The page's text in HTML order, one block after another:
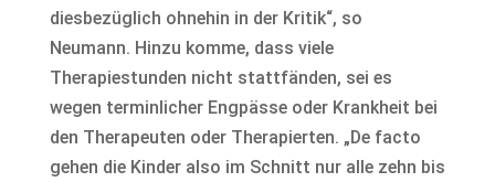
diesbezüglich ohnehin in der Kritik“, so
Neumann. Hinzu komme, dass viele
Therapiestunden nicht stattfänden, sei es
wegen terminlicher Engpässe oder Krankheit bei
den Therapeuten oder Therapierten. „De facto
gehen die Kinder also im Schnitt nur alle zehn bis